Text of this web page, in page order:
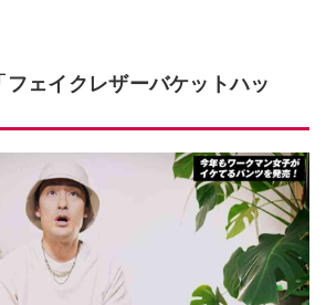
ェイクレザーバケットハッ